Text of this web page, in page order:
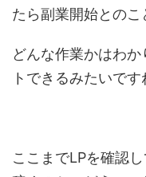
たら副業開始とのこ
どんな作業かはわ
トできるみたいです
ここまでLPを確認